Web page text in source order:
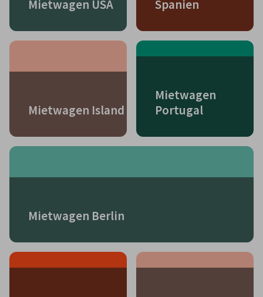
Mietwagen USA
Spanien
Mietwagen Island
Mietwagen
Portugal
Mietwagen Berlin